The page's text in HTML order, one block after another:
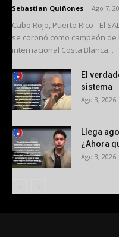
Sebastian Quiñones Ago 7,
Cabo Rojo, Puerto Rico - El
se coronó como campeón
internacional Costa Blanca...
El
sistema
Ago 3, 2026
Llega
¿Ahora
Ago 3, 2026